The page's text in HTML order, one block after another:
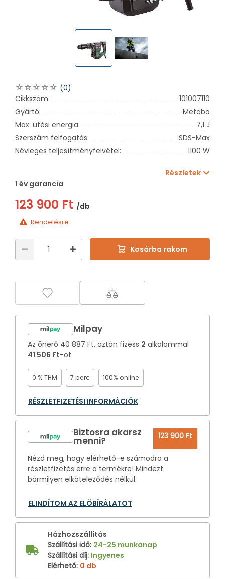
(0)
Cikkszám:
101007110
Gyártó:
Metabo
Max. ütési energia:
7,1 J
Szerszám felfogatás:
SDS-Max
Névleges teljesítményfelvétel:
1100 W
Részletek
1 év garancia
123 900 Ft /db
Rendelésre
Kosárba rakom
Milpay
Az önerő 40 887 Ft, aztán fizess 2 alkalommal
41 506 Ft-ot.
0 % THM 7 perc 100% online
RÉSZLETFIZETÉSI INFORMÁCIÓK
Biztosra akarsz
menni? 123 900 Ft
Nézd meg, hogy elérhető-e számodra a
részletfizetés erre a termékre! Mindezt
bármilyen elköteleződés nélkül.
ELINDÍTOM AZ ELŐBÍRÁLATOT
Házhozszállítás
Szállítási idő: 24-25 munkanap
Szállítási díj: Ingyenes
Elérhető: 0 db